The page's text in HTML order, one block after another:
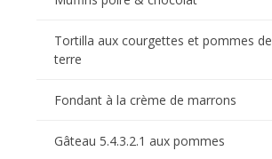
Tortilla aux courgettes et pommes de
terre
Fondant à la crème de marrons
Gâteau 5.4.3.2.1 aux pommes